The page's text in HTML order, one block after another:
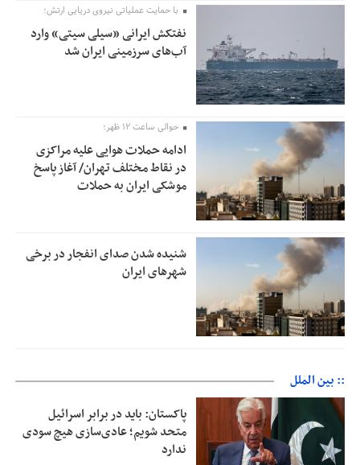
با حمایت عملیاتی نیروی دریایی ارتش؛
نفتکش ایرانی «سیلی سیتی» وارد
آب‌های سرزمینی ایران شد
حوالی ساعت ۱۲ ظهر؛
ادامه حملات هوایی علیه مراکزی
در نقاط مختلف تهران/ آغاز پاسخ
موشکی ایران به حملات
شنیده شدن صدای انفجار در برخی
شهرهای ایران
:: بین الملل
پاکستان: باید در برابر اسرائیل
متحد شویم؛ عادی‌سازی هیچ سودی
ندارد